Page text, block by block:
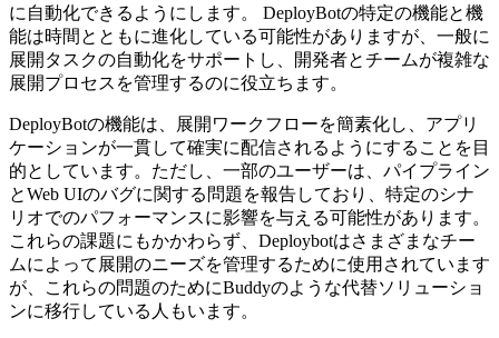
に自動化できるようにします。 DeployBotの特定の機能と機
能は時間とともに進化している可能性がありますが、一般に
展開タスクの自動化をサポートし、開発者とチームが複雑な
展開プロセスを管理するのに役立ちます。
DeployBotの機能は、展開ワークフローを簡素化し、アプリ
ケーションが一貫して確実に配信されるようにすることを目
的としています。ただし、一部のユーザーは、パイプライン
とWeb UIのバグに関する問題を報告しており、特定のシナ
リオでのパフォーマンスに影響を与える可能性があります。
これらの課題にもかかわらず、Deploybotはさまざまなチー
ムによって展開のニーズを管理するために使用されています
が、これらの問題のためにBuddyのような代替ソリューショ
ンに移行している人もいます。